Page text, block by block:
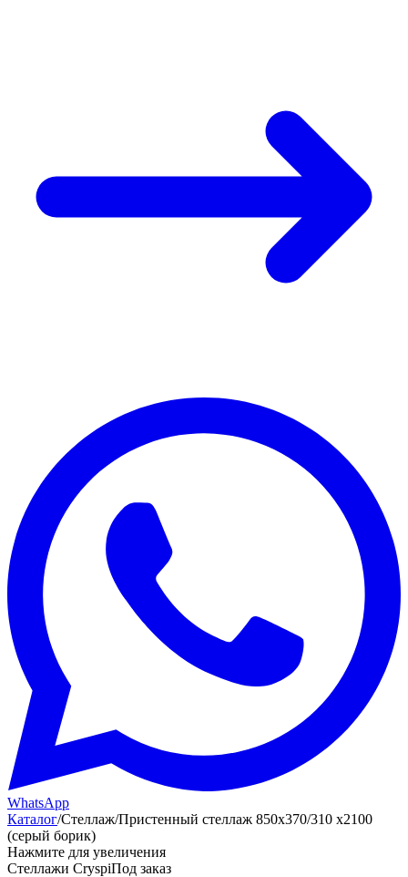
WhatsApp
Каталог/Стеллаж/Пристенный стеллаж 850х370/310 х2100
(серый борик)
Нажмите для увеличения
Стеллажи CryspiПод заказ